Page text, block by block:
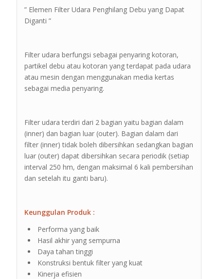
” Elemen Filter Udara Penghilang Debu yang Dapat
Diganti ”
Filter udara berfungsi sebagai penyaring kotoran,
partikel debu atau kotoran yang terdapat pada udara
atau mesin dengan menggunakan media kertas
sebagai media penyaring.
Filter udara terdiri dari 2 bagian yaitu bagian dalam
(inner) dan bagian luar (outer). Bagian dalam dari
filter (inner) tidak boleh dibersihkan sedangkan bagian
luar (outer) dapat dibersihkan secara periodik (setiap
interval 250 hm, dengan maksimal 6 kali pembersihan
dan setelah itu ganti baru).
Keunggulan Produk :
Performa yang baik
Hasil akhir yang sempurna
Daya tahan tinggi
Konstruksi bentuk filter yang kuat
Kinerja efisien